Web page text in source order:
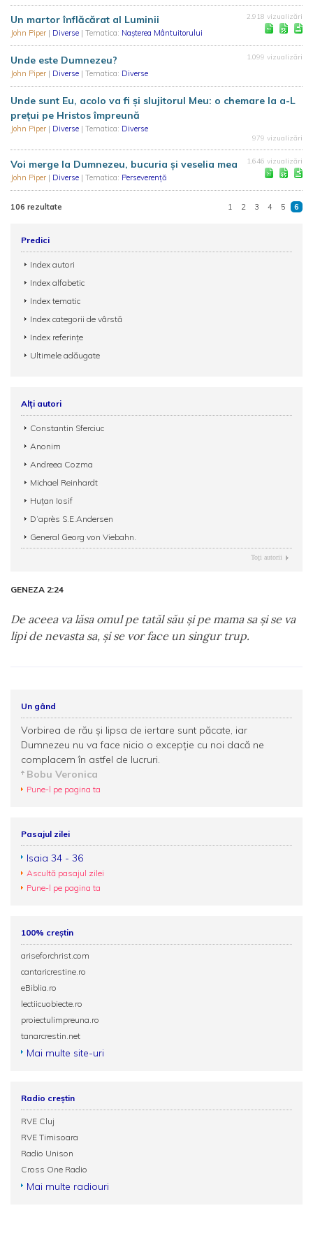
Un martor înflăcărat al Luminii
John Piper | Diverse | Tematica: Nașterea Mântuitorului
2.918 vizualizări
Unde este Dumnezeu?
John Piper | Diverse | Tematica: Diverse
1.099 vizualizări
Unde sunt Eu, acolo va fi și slujitorul Meu: o chemare la a-L
prețui pe Hristos împreună
John Piper | Diverse | Tematica: Diverse
979 vizualizări
Voi merge la Dumnezeu, bucuria și veselia mea
John Piper | Diverse | Tematica: Perseverență
1.646 vizualizări
106 rezultate 1 2 3 4 5 6
Predici
Index autori
Index alfabetic
Index tematic
Index categorii de vârstă
Index referințe
Ultimele adăugate
Alți autori
Constantin Sferciuc
Anonim
Andreea Cozma
Michael Reinhardt
Huțan Iosif
D’après S.E.Andersen
General Georg von Viebahn.
Toţi autorii
GENEZA 2:24
De aceea va lăsa omul pe tatăl său şi pe mama sa şi se va
lipi de nevasta sa, şi se vor face un singur trup.
Un gând
Vorbirea de rău și lipsa de iertare sunt păcate, iar
Dumnezeu nu va face nicio o excepție cu noi dacă ne
complacem în astfel de lucruri.
Bobu Veronica
Pune-l pe pagina ta
Pasajul zilei
Isaia 34 - 36
Ascultă pasajul zilei
Pune-l pe pagina ta
100% creștin
ariseforchrist.com
cantaricrestine.ro
eBiblia.ro
lectiicuobiecte.ro
proiectulimpreuna.ro
tanarcrestin.net
Mai multe site-uri
Radio creștin
RVE Cluj
RVE Timisoara
Radio Unison
Cross One Radio
Mai multe radiouri